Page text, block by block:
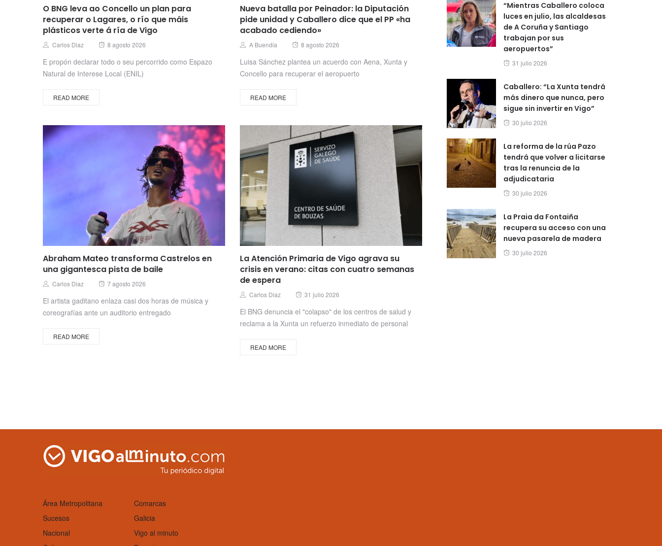
O BNG leva ao Concello un plan para
recuperar o Lagares, o río que máis
plásticos verte á ría de Vigo
Author
Carlos Diaz
Posted
8 agosto 2026
E propón declarar todo o seu percorrido como Espazo
Natural de Interese Local (ENIL)
READ MORE
Nueva batalla por Peinador: la Diputación
pide unidad y Caballero dice que el PP «ha
acabado cediendo»
Author
A Buendia
Posted
8 agosto 2026
Luisa Sánchez plantea un acuerdo con Aena, Xunta y
Concello para recuperar el aeropuerto
READ MORE
Abraham Mateo transforma Castrelos en
una gigantesca pista de baile
Author
Carlos Diaz
Posted
7 agosto 2026
El artista gaditano enlaza casi dos horas de música y
coreografías ante un auditorio entregado
READ MORE
La Atención Primaria de Vigo agrava su
crisis en verano: citas con cuatro semanas
de espera
Author
Carlos Diaz
Posted
31 julio 2026
El BNG denuncia el "colapso" de los centros de salud y
reclama a la Xunta un refuerzo inmediato de personal
READ MORE
“Mientras Caballero coloca
luces en julio, las alcaldesas
de A Coruña y Santiago
trabajan por sus
aeropuertos”
Posted
31 julio 2026
Caballero: “La Xunta tendrá
más dinero que nunca, pero
sigue sin invertir en Vigo”
Posted
30 julio 2026
La reforma de la rúa Pazo
tendrá que volver a licitarse
tras la renuncia de la
adjudicataria
Posted
30 julio 2026
La Praia da Fontaiña
recupera su acceso con una
nueva pasarela de madera
Posted
30 julio 2026
Área Metropolitana
Comarcas
Sucesos
Galicia
Nacional
Vigo al minuto